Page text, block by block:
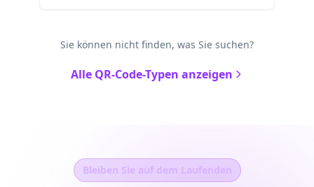
Sie können nicht finden, was Sie suchen?
Alle QR-Code-Typen anzeigen
Bleiben Sie auf dem Laufenden